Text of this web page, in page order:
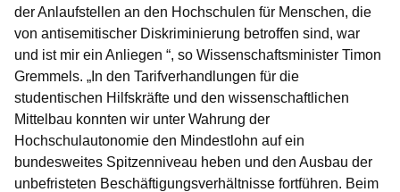
der Anlaufstellen an den Hochschulen für Menschen, die
von antisemitischer Diskriminierung betroffen sind, war
und ist mir ein Anliegen “, so Wissenschaftsminister Timon
Gremmels. „In den Tarifverhandlungen für die
studentischen Hilfskräfte und den wissenschaftlichen
Mittelbau konnten wir unter Wahrung der
Hochschulautonomie den Mindestlohn auf ein
bundesweites Spitzenniveau heben und den Ausbau der
unbefristeten Beschäftigungsverhältnisse fortführen. Beim